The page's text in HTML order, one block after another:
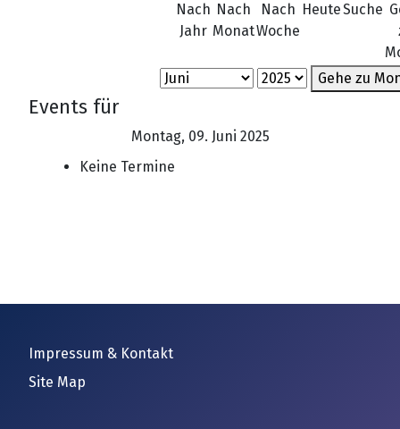
Nach
Jahr
Nach
Monat
Nach
Woche
HeuteSuche
Gehe zu
Events für
Montag, 09. Juni 2025
Keine Termine
Impressum & Kontakt
Site Map